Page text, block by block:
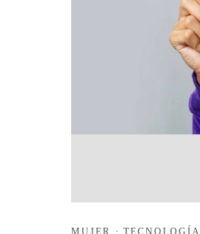
MUJER · TECNOLOGÍA